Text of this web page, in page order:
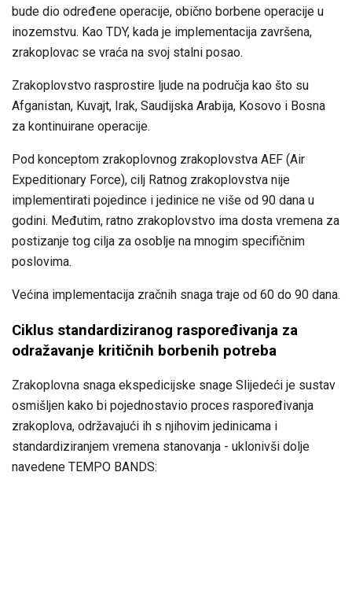
bude dio određene operacije, obično borbene operacije u
inozemstvu. Kao TDY, kada je implementacija završena,
zrakoplovac se vraća na svoj stalni posao.
Zrakoplovstvo rasprostire ljude na područja kao što su
Afganistan, Kuvajt, Irak, Saudijska Arabija, Kosovo i Bosna
za kontinuirane operacije.
Pod konceptom zrakoplovnog zrakoplovstva AEF (Air
Expeditionary Force), cilj Ratnog zrakoplovstva nije
implementirati pojedince i jedinice ne više od 90 dana u
godini. Međutim, ratno zrakoplovstvo ima dosta vremena za
postizanje tog cilja za osoblje na mnogim specifičnim
poslovima.
Većina implementacija zračnih snaga traje od 60 do 90 dana.
Ciklus standardiziranog raspoređivanja za
odražavanje kritičnih borbenih potreba
Zrakoplovna snaga ekspedicijske snage Slijedeći je sustav
osmišljen kako bi pojednostavio proces raspoređivanja
zrakoplova, održavajući ih s njihovim jedinicama i
standardiziranjem vremena stanovanja - uklonivši dolje
navedene TEMPO BANDS: